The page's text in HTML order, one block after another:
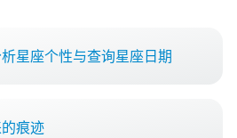
析星座个性与查询星座日期
痕迹